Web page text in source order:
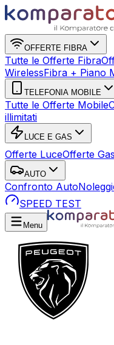
OFFERTE FIBRA
Tutte le Offerte Fibra
WirelessFibra + Piano
TELEFONIA MOBILE
Tutte le Offerte Mobile
illimitati
LUCE E GAS
Offerte LuceOfferte Gas
AUTO
Confronto Auto
SPEED TEST
Menu